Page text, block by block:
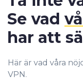
Se vad
har att
Här är vad våra
VPN.